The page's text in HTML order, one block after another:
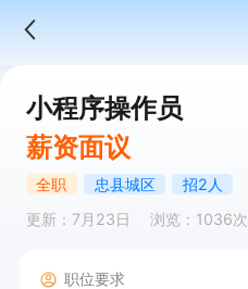
小程序操作员
薪资面议
全职 忠县城区
招2人
更新：7月23日
浏览：1036次
职位要求